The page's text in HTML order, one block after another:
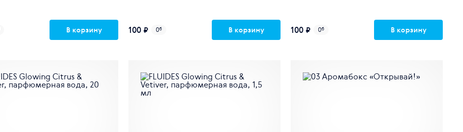
В корзину 100 ₽ 0б В корзину 100 ₽ 0б В корзину